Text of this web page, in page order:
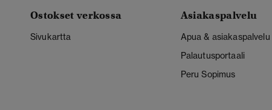
Ostokset verkossa
Sivukartta
Asiakaspalvelu
Apua & asiakaspalvelu
Palautusportaali
Peru Sopimus